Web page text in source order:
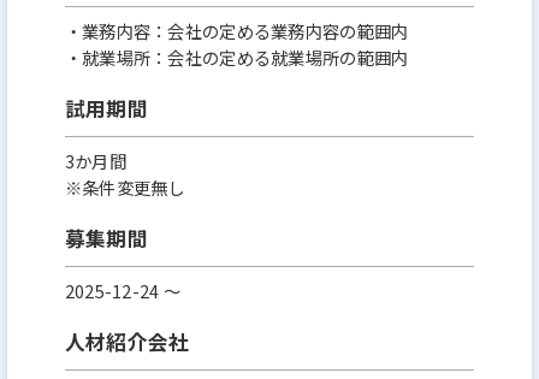
・業務内容：会社の定める業務内容の範囲内
・就業場所：会社の定める就業場所の範囲内
試用期間
3か月間
※条件変更無し
募集期間
2025-12-24 〜
人材紹介会社